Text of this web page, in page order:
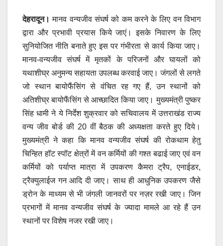
देहरादून। मानव वन्यजीव संघर्ष को कम करने के लिए वन विभाग
द्वारा और प्रभावी प्रयास किये जाएं। इसके निवारण के लिए
सुनियोजित नीति बनाते हुए इस पर गंभीरता से कार्य किया जाए।
मानव-वन्यजीव संघर्ष में मृतकों के परिजनों और घायलों को
यथाशीघ्र अनुमन्य सहायता उपलब्ध करवाई जाए। जंगलों से लगते
जो स्थान बायोफैंसिंग से वंचित रह गए हैं, उन स्थानों को
अतिशीघ्र बायोफैंसिंग से आच्छादित किया जाए। मुख्यमंत्री पुष्कर
सिंह धामी ने ये निर्देश शुक्रवार को सचिवालय में उत्तराखंड राज्य
वन्य जीव बोर्ड की 20 वीं बैठक की अध्यक्षता करते हुए दिये।
मुख्यमंत्री ने कहा कि मानव वन्यजीव संघर्ष की रोकथाम हेतु
चिन्हित हॉट स्पॉट क्षेत्रों में वन कर्मियों की गश्त बढाई जाए एवं वन
कर्मियों को पर्याप्त मात्रा में उपकरण कैमरा ट्रैप, एनाईडर,
ट्रैक्युलाईज गन आदि दी जाए। साथ ही आधुनिक उपकरण जैसे
ड्रोन के माध्यम से भी जंगली जानवरों पर नज़र रखी जाए। जिन
प्रभागों में मानव वन्यजीव संघर्ष के ज्यादा मामले आ रहे हैं उन
स्थानों पर विशेष नजर रखी जाए।